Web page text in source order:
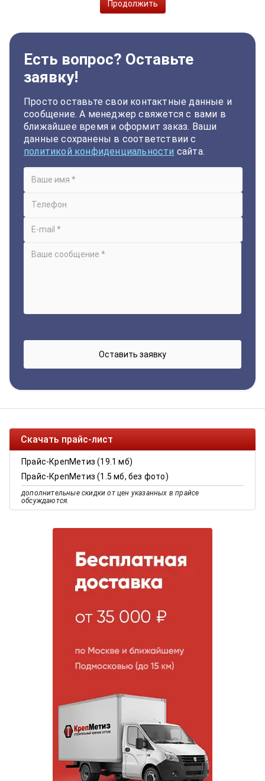
Продолжить
Есть вопрос? Оставьте
заявку!
Просто оставьте свои контактные данные и
сообщение. А менеджер свяжется с вами в
ближайшее время и оформит заказ. Ваши
данные сохранены в соответствии с
политикой конфиденциальности сайта.
Скачать прайс-лист
Прайс-КрепМетиз (19.1 мб)
Прайс-КрепМетиз (1.5 мб, без фото)
дополнительные скидки от цен указанных в прайсе
обсуждаются.